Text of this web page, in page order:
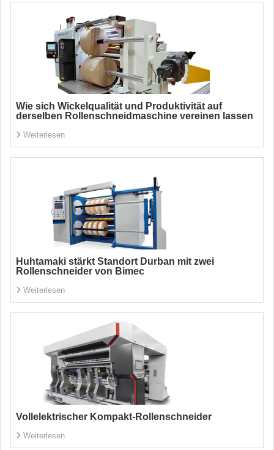
Wie sich Wickelqualität und Produktivität auf
derselben Rollenschneidmaschine vereinen lassen
Weiterlesen
Huhtamaki stärkt Standort Durban mit zwei
Rollenschneider von Bimec
Weiterlesen
Vollelektrischer Kompakt-Rollenschneider
Weiterlesen